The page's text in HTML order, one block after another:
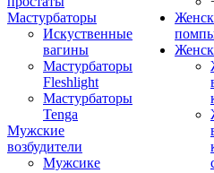
Мастурбаторы
Искуственные
вагины
Мастурбаторы
Fleshlight
Мастурбаторы
Tenga
Мужские
возбудители
Мужсике